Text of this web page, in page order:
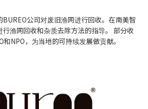
公司对废旧渔网进行回收。在南美智
渔网回收和杂质去除方法的指导。 部分收
NPO，为当地的可持续发展做贡献。